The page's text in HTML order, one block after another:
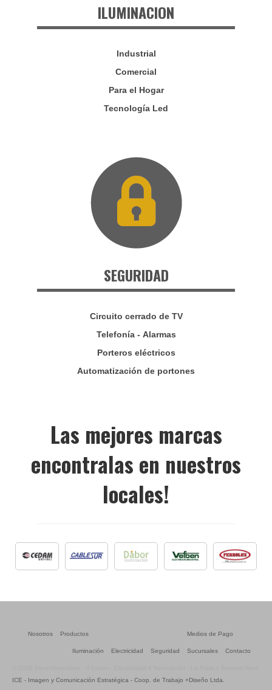
ILUMINACION
Industrial
Comercial
Para el Hogar
Tecnología Led
SEGURIDAD
Circuito cerrado de TV
Telefonía - Alarmas
Porteros eléctricos
Automatización de portones
Las mejores marcas
encontralas en nuestros
locales!
Nosotros Productos
Iluminación Electricidad Seguridad
Medios de Pago
Sucursales Contacto
ICE - Imagen y Comunicación Estratégica - Coop. de Trabajo +Diseño Ltda.